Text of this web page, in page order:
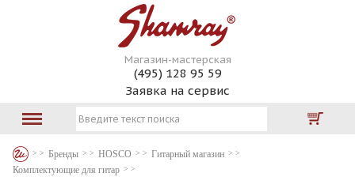
Магазин-мастерская
(495) 128 95 59
Заявка на сервис
Бренды HOSCO
Гитарный магазин
Комплектующие для гитар